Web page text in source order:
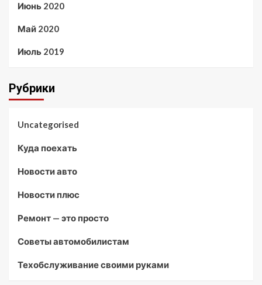
Июнь 2020
Май 2020
Июль 2019
Рубрики
Uncategorised
Куда поехать
Новости авто
Новости плюс
Ремонт — это просто
Советы автомобилистам
Техобслуживание своими руками